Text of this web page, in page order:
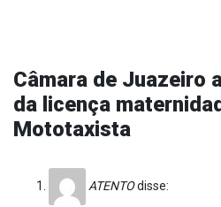
Câmara de Juazeiro
da licença
Mototaxista
ATENTOdisse: